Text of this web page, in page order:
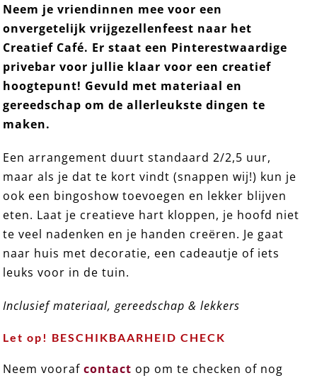
Origineel VRIJGEZELLENFEEST ➸ Alphen aan den
Rijn
Neem je vriendinnen mee voor een
onvergetelijk vrijgezellenfeest naar het
Creatief Café. Er staat een Pinterestwaardige
privebar voor jullie klaar voor een creatief
hoogtepunt! Gevuld met materiaal en
gereedschap om de allerleukste dingen te
maken.
Een arrangement duurt standaard 2/2,5 uur,
maar als je dat te kort vindt (snappen wij!) kun je
ook een bingoshow toevoegen en lekker blijven
eten. Laat je creatieve hart kloppen, je hoofd niet
te veel nadenken en je handen creëren. Je gaat
naar huis met decoratie, een cadeautje of iets
leuks voor in de tuin.
Inclusief materiaal, gereedschap & lekkers
Let op! BESCHIKBAARHEID CHECK
Neem voorafcontact op om te checken of nog